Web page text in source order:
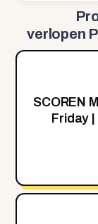
verlopen
SCOREN
Friday